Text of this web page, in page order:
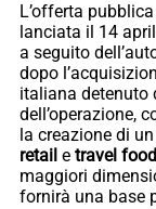
L’offerta
lanciata il 14
a seguito
dopo
italiana detenuto
dell’operazione,
la creazione di
retail e travel
maggiori
fornirà una base